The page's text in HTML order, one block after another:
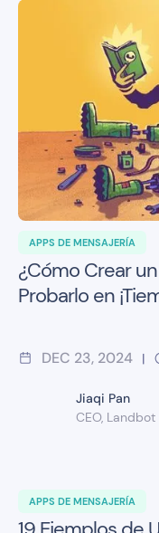
APPS DE MENSAJERÍA
¿Cómo Crear
Probarlo en
DEC 23, 2024 |
Jiaqi Pan
CEO, Landbot
APPS DE MENSAJERÍA